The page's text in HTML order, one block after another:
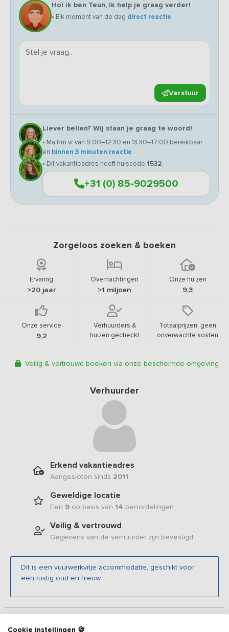
Hoi ik ben Teun, ik help je graag verder!
• Elk moment van de dag direct reactie
Verstuur
Liever bellen? Wij staan je graag te woord!
• Ma t/m vr van 9:00–12:30 en 13:30–17:00 bereikbaar
en binnen 3 minuten reactie
• Dit vakantieadres heeft huiscode 1532
+31 (0) 85-9029500
Zorgeloos zoeken & boeken
Ervaring
>20 jaar
Overnachtingen
>1 miljoen
Onze huizen
9,3
Onze service
9,2
Verhuurders &
huizen gecheckt
Totaalprijzen, geen
onverwachte kosten
Veilig & vertrouwd boeken via onze beschermde omgeving
Verhuurder
Erkend vakantieadres
Aangesloten sinds 2011
Geweldige locatie
Een 9 op basis van 14 beoordelingen
Veilig & vertrouwd
Gegevens van de verhuurder zijn bevestigd
Dit is een vuurwerkvrije accommodatie, geschikt voor
een rustig oud en nieuw
Cookie instellingen 🍪